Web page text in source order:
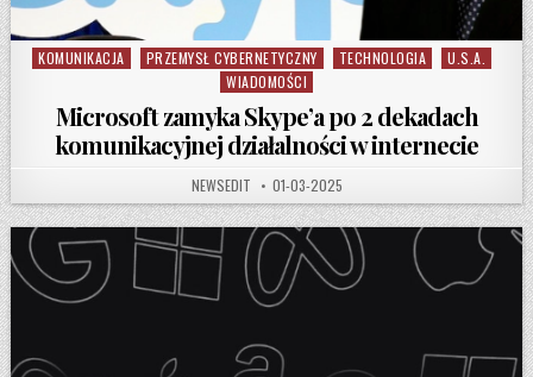
Posted in
KOMUNIKACJA PRZEMYSŁ CYBERNETYCZNY TECHNOLOGIA
U.S.A.
WIADOMOŚCI
Microsoft zamyka Skype’a po 2 dekadach
komunikacyjnej działalności w internecie
AUTHOR:
NEWSEDIT PUBLISHED DATE:
01-03-2025